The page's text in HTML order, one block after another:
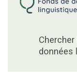
données